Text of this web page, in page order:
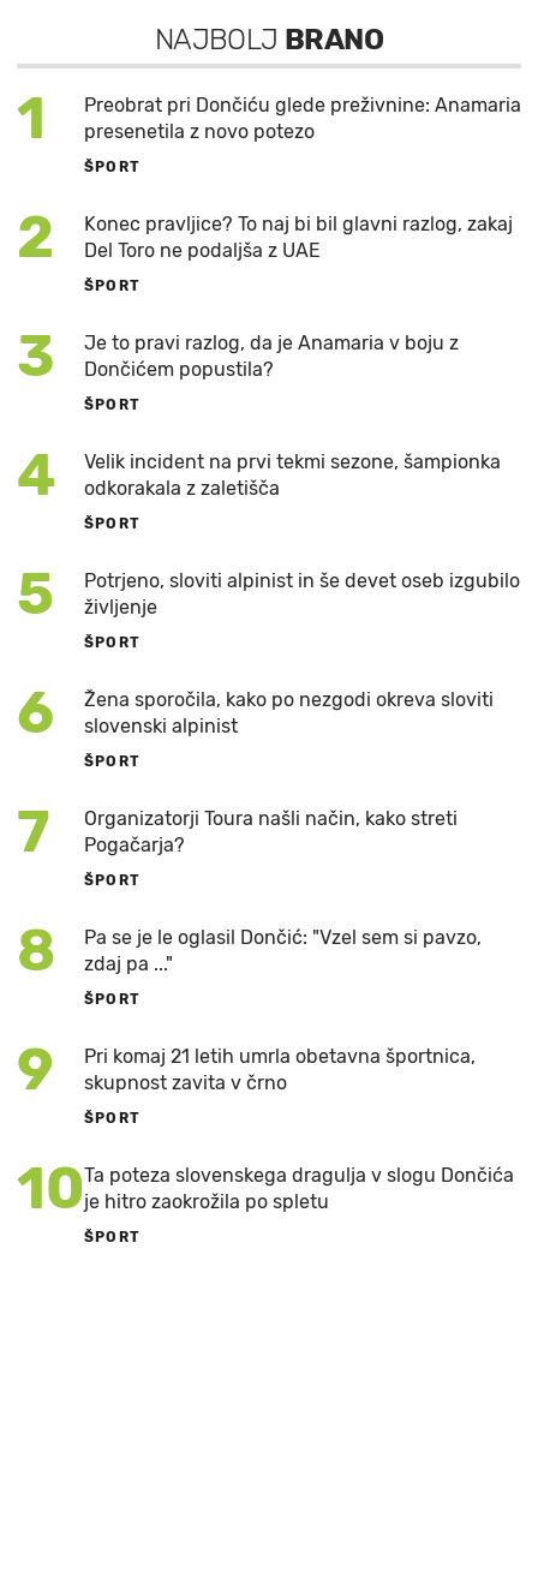
NAJBOLJ BRANO
1
Preobrat pri Dončiću glede preživnine: Anamaria
presenetila z novo potezo
ŠPORT
2
Konec pravljice? To naj bi bil glavni razlog, zakaj
Del Toro ne podaljša z UAE
ŠPORT
3
Je to pravi razlog, da je Anamaria v boju z
Dončićem popustila?
ŠPORT
4
Velik incident na prvi tekmi sezone, šampionka
odkorakala z zaletišča
ŠPORT
5
Potrjeno, sloviti alpinist in še devet oseb izgubilo
življenje
ŠPORT
6
Žena sporočila, kako po nezgodi okreva sloviti
slovenski alpinist
ŠPORT
7
Organizatorji Toura našli način, kako streti
Pogačarja?
ŠPORT
8
Pa se je le oglasil Dončić: "Vzel sem si pavzo,
zdaj pa ..."
ŠPORT
9
Pri komaj 21 letih umrla obetavna športnica,
skupnost zavita v črno
ŠPORT
10Ta poteza slovenskega dragulja v slogu Dončića
je hitro zaokrožila po spletu
ŠPORT